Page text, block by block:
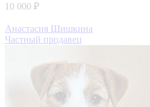
10 000 ₽
Анастасия Шишкина
Частный продавец